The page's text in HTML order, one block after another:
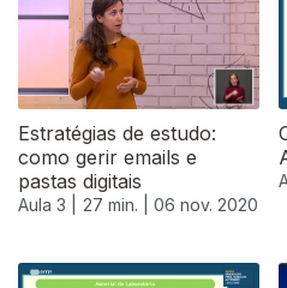
Estratégias de estudo:
como gerir emails e
pastas digitais
Aula 3 | 27 min. | 06 nov. 2020